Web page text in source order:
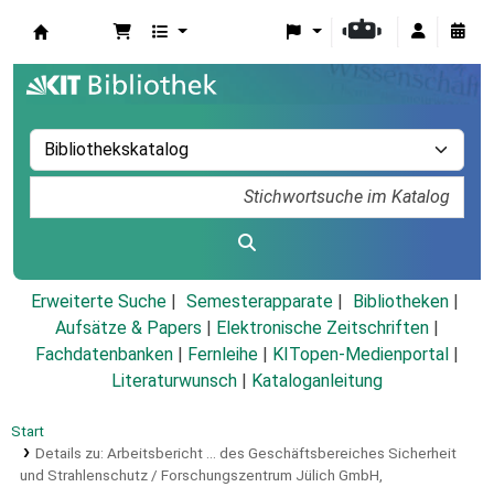
Erweiterte Suche Semesterapparate
Bibliotheken
Aufsätze & Papers
Elektronische Zeitschriften
Fachdatenbanken
Fernleihe KITopen-Medienportal
Literaturwunsch
Kataloganleitung
Start
Details zu: Arbeitsbericht ... des Geschäftsbereiches Sicherheit
und Strahlenschutz / Forschungszentrum Jülich GmbH,